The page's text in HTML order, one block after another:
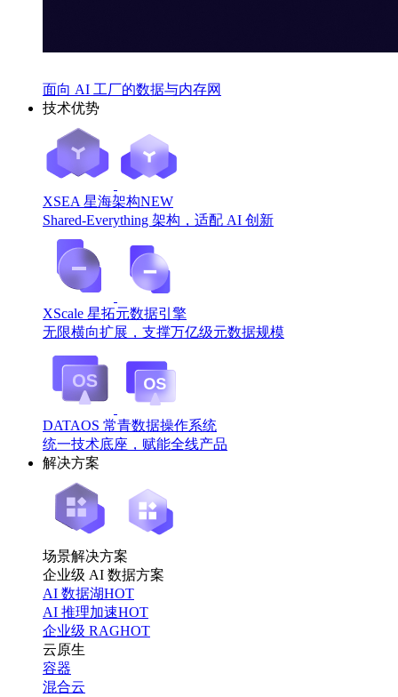
面向 AI 工厂的数据与内存网
技术优势
XSEA 星海架构NEW
Shared-Everything 架构，适配 AI 创新
XScale 星拓元数据引擎
无限横向扩展，支撑万亿级元数据规模
DATAOS 常青数据操作系统
统一技术底座，赋能全线产品
解决方案
场景解决方案
企业级 AI 数据方案
AI 数据湖HOT
AI 推理加速HOT
企业级 RAGHOT
云原生
容器
混合云